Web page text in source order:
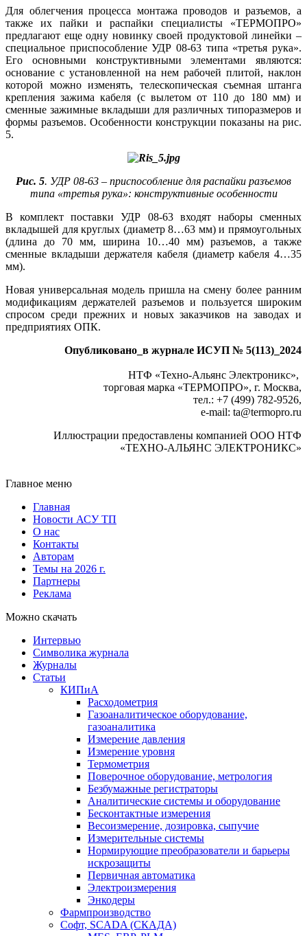
Для облегчения процесса монтажа проводов и разъемов, а
также их пайки и распайки специалисты «ТЕРМОПРО»
предлагают еще одну новинку своей продуктовой линейки –
специальное приспособление УДР 08-63 ти­па «третья ру­ка».
Его основными конструктивными элементами являются:
основание с установленной на нем рабочей плитой, наклон
которой можно изменять, телескопическая съемная штанга
крепления зажима кабеля (с вылетом от 110 до 180 мм) и
сменные зажимные вкладыши для различных типоразмеров и
формы разъемов. Особенности конструкции показаны на рис.
5.
Рис. 5. УДР 08-63 – приспособление для распайки разъемов
типа «третья рука»: конструктивные особенности
В комплект поставки УДР 08‑63 входят наборы сменных
вкладышей для круглых (диаметр 8…63 мм) и прямоугольных
(длина до 70 мм, ширина 10…40 мм) разъемов, а также
сменные вкладыши держателя кабеля (диаметр кабеля 4…35
мм).
Новая универсальная модель пришла на смену более ранним
модификациям держателей разъемов и пользуется широким
спросом среди прежних и новых заказчиков на заводах и
предприятиях ОПК.
Опубликовано_в журнале ИСУП № 5(113)_2024
НТФ «Техно-Альянс Электроникс»,
торговая марка «ТЕРМОПРО», г. Москва,
тел.: +7 (499) 782‑9526,
e-mail: ta@termopro.ru
Иллюстрации предоставлены компанией ООО НТФ
«ТЕХНО-АЛЬЯНС ЭЛЕКТРОНИКС»
Главное меню
Главная
Новости АСУ ТП
О нас
Контакты
Авторам
Темы на 2026 г.
Партнеры
Реклама
Можно скачать
Интервью
Символика журнала
Журналы
Статьи
КИПиА
Расходометрия
Газоаналитическое оборудование,
газоаналитика
Измерение давления
Измерение уровня
Термометрия
Поверочное оборудование, метрология
Безбумажные регистраторы
Аналитические системы и оборудование
Бесконтактные измерения
Весоизмерение, дозировка, сыпучие
Измерительные системы
Нормирующие преобразователи и барьеры
искрозащиты
Первичная автоматика
Электроизмерения
Энкодеры
Фармпроизводство
Софт, SCADA (СКАДА)